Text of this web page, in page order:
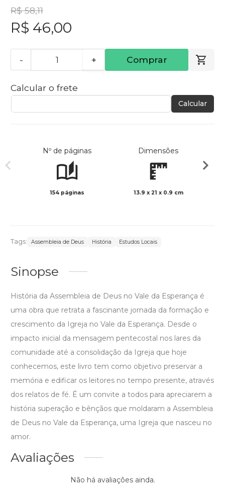
R$ 58,11
R$ 46,00
- + Comprar
Calcular o frete
Calcular
Nº de páginas
154 páginas
Dimensões
13.9 x 21 x 0.9 cm
Tags: Assembleia de Deus História Estudos Locais
Sinopse
História da Assembleia de Deus no Vale da Esperança é
uma obra que retrata a fascinante jornada da formação e
crescimento da Igreja no Vale da Esperança. Desde o
impacto inicial da mensagem pentecostal nos lares da
comunidade até a consolidação da Igreja que hoje
conhecemos, este livro tem como objetivo preservar a
memória e edificar os leitores no tempo presente, através
dos relatos de fé. É um convite a todos para apreciarem a
história superação e bênçãos que moldaram a Assembleia
de Deus no Vale da Esperança, uma Igreja que nasceu no
amor.
Avaliações
Não há avaliações ainda.